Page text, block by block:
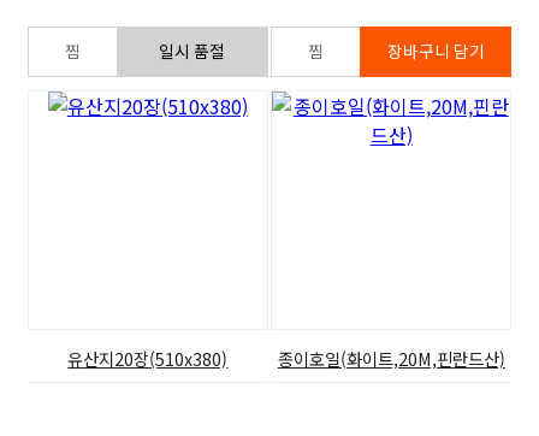
유산지20장(510x380) 종이호일(화이트,20M,핀란드산)